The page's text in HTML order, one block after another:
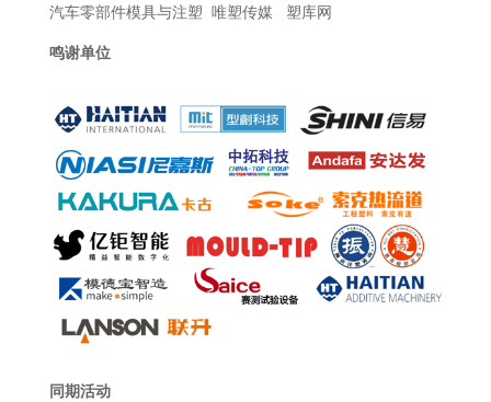
汽车零部件模具与注塑 唯塑传媒 塑库网
鸣谢单位
同期活动